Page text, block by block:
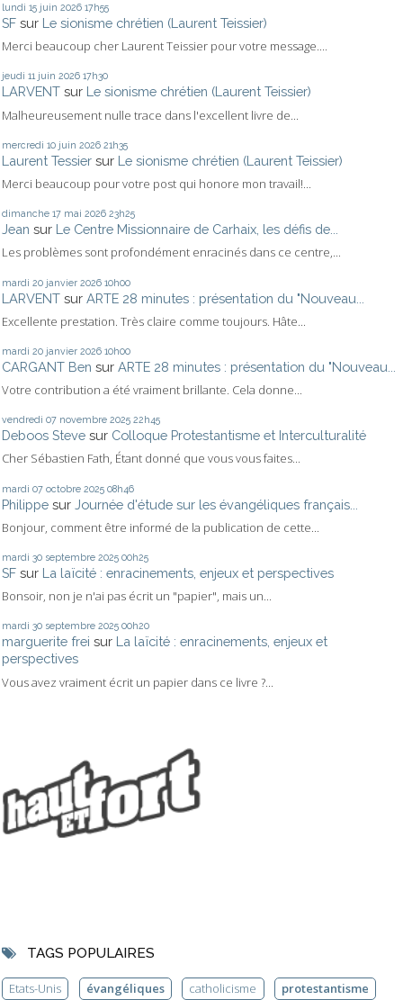
lundi 15 juin 2026 17h55
SF sur Le sionisme chrétien (Laurent Teissier)
Merci beaucoup cher Laurent Teissier pour votre message....
jeudi 11 juin 2026 17h30
LARVENT sur Le sionisme chrétien (Laurent Teissier)
Malheureusement nulle trace dans l'excellent livre de...
mercredi 10 juin 2026 21h35
Laurent Tessier sur Le sionisme chrétien (Laurent Teissier)
Merci beaucoup pour votre post qui honore mon travail!...
dimanche 17 mai 2026 23h25
Jean sur Le Centre Missionnaire de Carhaix, les défis de...
Les problèmes sont profondément enracinés dans ce centre,...
mardi 20 janvier 2026 10h00
LARVENT sur ARTE 28 minutes : présentation du "Nouveau...
Excellente prestation. Très claire comme toujours. Hâte...
mardi 20 janvier 2026 10h00
CARGANT Ben sur ARTE 28 minutes : présentation du "Nouveau...
Votre contribution a été vraiment brillante. Cela donne...
vendredi 07 novembre 2025 22h45
Deboos Steve sur Colloque Protestantisme et Interculturalité
Cher Sébastien Fath, Étant donné que vous vous faites...
mardi 07 octobre 2025 08h46
Philippe sur Journée d'étude sur les évangéliques français...
Bonjour, comment être informé de la publication de cette...
mardi 30 septembre 2025 00h25
SF sur La laïcité : enracinements, enjeux et perspectives
Bonsoir, non je n'ai pas écrit un "papier", mais un...
mardi 30 septembre 2025 00h20
marguerite frei sur La laïcité : enracinements, enjeux et
perspectives
Vous avez vraiment écrit un papier dans ce livre ?...
TAGS POPULAIRES
Etats-Unis évangéliques catholicisme
protestantisme